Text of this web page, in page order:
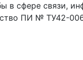
в сфере связи,
ПИ № ТУ42-